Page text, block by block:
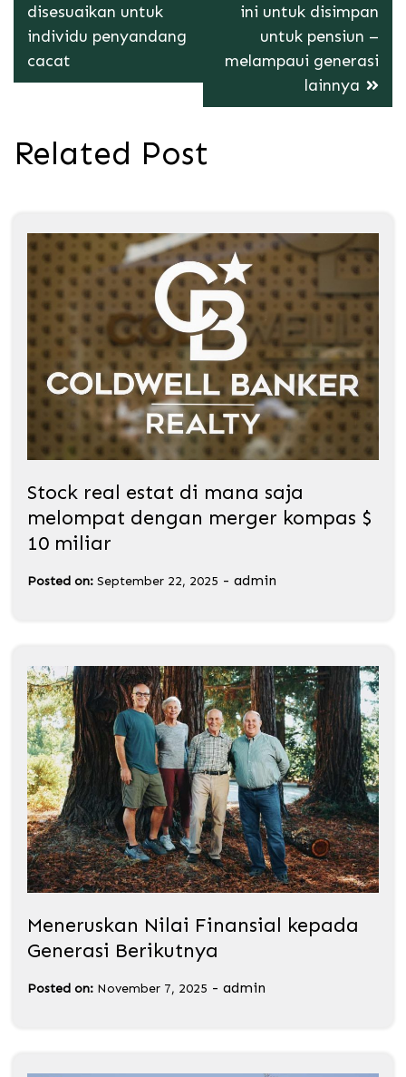
disesuaikan untuk
individu penyandang
cacat
ini untuk disimpan
untuk pensiun –
melampaui generasi
lainnya
Related Post
Stock real estat di mana saja
melompat dengan merger kompas $
10 miliar
Posted on: September 22, 2025 - admin
Meneruskan Nilai Finansial kepada
Generasi Berikutnya
Posted on: November 7, 2025 - admin